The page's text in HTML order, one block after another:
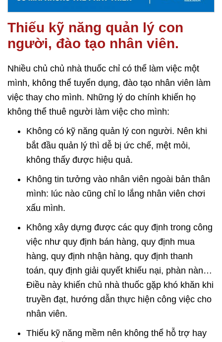
Thiếu kỹ năng quản lý con
người, đào tạo nhân viên.
Nhiều chủ chủ nhà thuốc chỉ có thể làm việc một
mình, không thể tuyển dụng, đào tạo nhân viên làm
việc thay cho mình. Những lý do chính khiến họ
không thể thuê người làm việc cho mình:
Không có kỹ năng quản lý con người. Nên khi
bắt đầu quản lý thì dễ bị ức chế, mệt mỏi,
không thấy được hiệu quả.
Không tin tưởng vào nhân viên ngoài bản thân
mình: lúc nào cũng chỉ lo lắng nhân viên chơi
xấu mình.
Không xây dựng được các quy định trong công
việc như quy định bán hàng, quy định mua
hàng, quy định nhận hàng, quy định thanh
toán, quy định giải quyết khiếu nại, phàn nàn…
Điều này khiến chủ nhà thuốc gặp khó khăn khi
truyền đạt, hướng dẫn thực hiện công việc cho
nhân viên.
Thiếu kỹ năng mềm nên không thể hỗ trợ hay